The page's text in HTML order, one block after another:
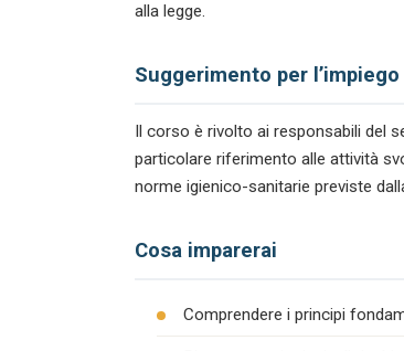
alla legge.
Suggerimento per
Il corso è rivolto ai responsabili del
particolare riferimento alle attività
norme igienico-sanitarie previste
Cosa imparerai
Comprendere i principi